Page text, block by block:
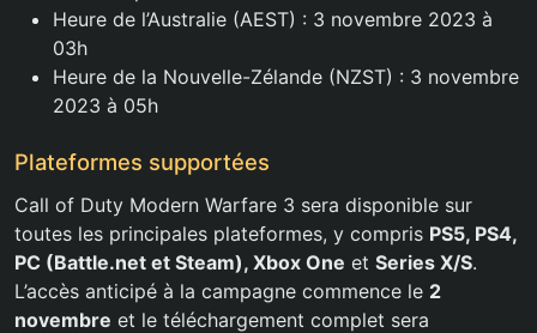
Heure de l’Australie (AEST) : 3 novembre 2023 à
03h
Heure de la Nouvelle-Zélande (NZST) : 3 novembre
2023 à 05h
Plateformes supportées
Call of Duty Modern Warfare 3 sera disponible sur
toutes les principales plateformes, y compris PS5, PS4,
PC (Battle.net et Steam), Xbox One et Series X/S.
L’accès anticipé à la campagne commence le 2
novembre et le téléchargement complet sera